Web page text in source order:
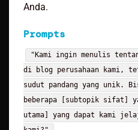
Anda.
Prompts
"Kami ingin menulis
di blog perusahaan kami,
sudut pandang yang unik.
beberapa [subtopik sifat]
utama] yang dapat kami